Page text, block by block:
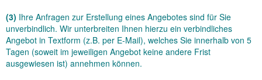
(3) Ihre Anfragen zur Erstellung eines Angebotes sind für Sie
unverbindlich. Wir unterbreiten Ihnen hierzu ein verbindliches
Angebot in Textform (z.B. per E-Mail), welches Sie innerhalb von 5
Tagen (soweit im jeweiligen Angebot keine andere Frist
ausgewiesen ist) annehmen können.